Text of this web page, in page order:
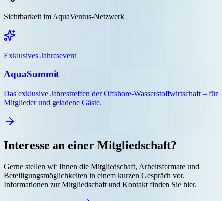
Sichtbarkeit im AquaVentus-Netzwerk
Exklusives Jahresevent
AquaSummit
Das exklusive Jahrestreffen der Offshore-Wasserstoffwirtschaft – für
Mitglieder und geladene Gäste.
Interesse an einer Mitgliedschaft?
Gerne stellen wir Ihnen die Mitgliedschaft, Arbeitsformate und
Beteiligungsmöglichkeiten in einem kurzen Gespräch vor.
Informationen zur Mitgliedschaft und Kontakt finden Sie hier.